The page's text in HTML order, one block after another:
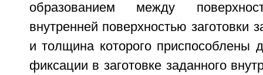
образованием между
внутренней поверхностью заготовки
и толщина которого приспособлены
фиксации в заготовке заданного